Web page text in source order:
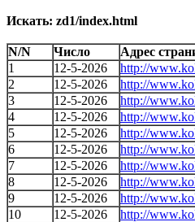
Искать: zd1/index.html
N/N Число Адрес
1
12-5-2026 http://
2
12-5-2026 http://
3
12-5-2026 http://
4
12-5-2026 http://
5
12-5-2026 http://
6
12-5-2026 http://
7
12-5-2026 http://
8
12-5-2026 http://
9
12-5-2026 http://
10
12-5-2026 http://